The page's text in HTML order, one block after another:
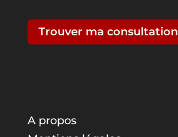
Trouver ma consultation
A propos